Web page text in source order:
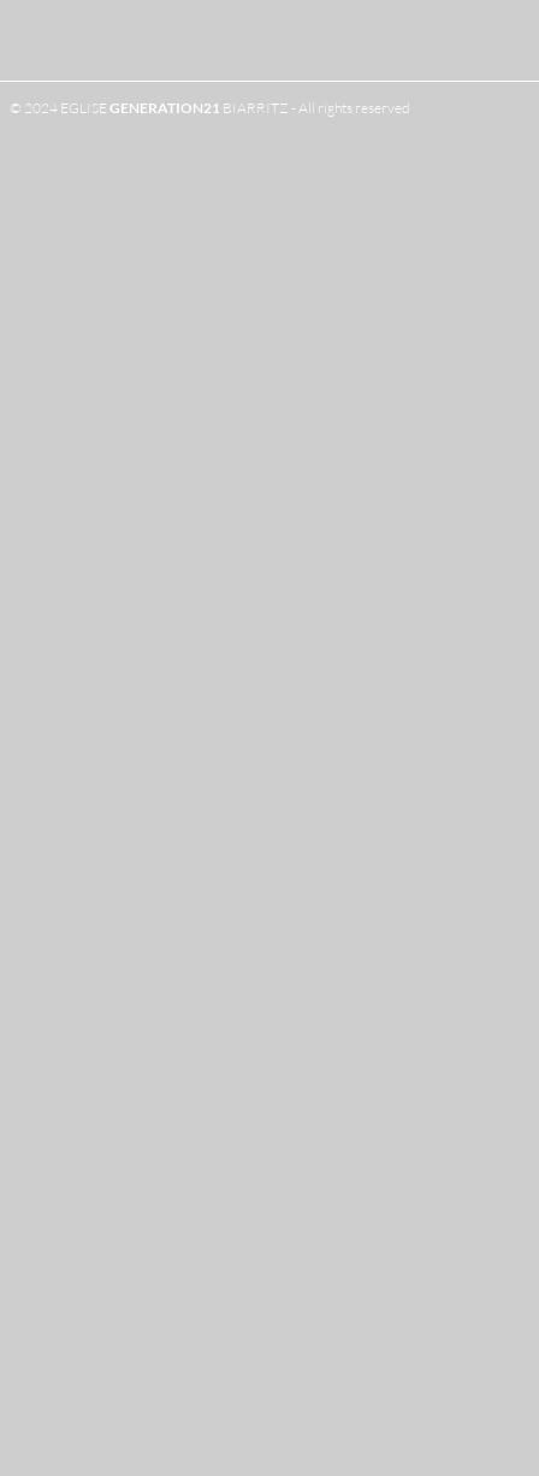
© 2024 EGLISE GENERATION21 BIARRITZ - All rights reserved